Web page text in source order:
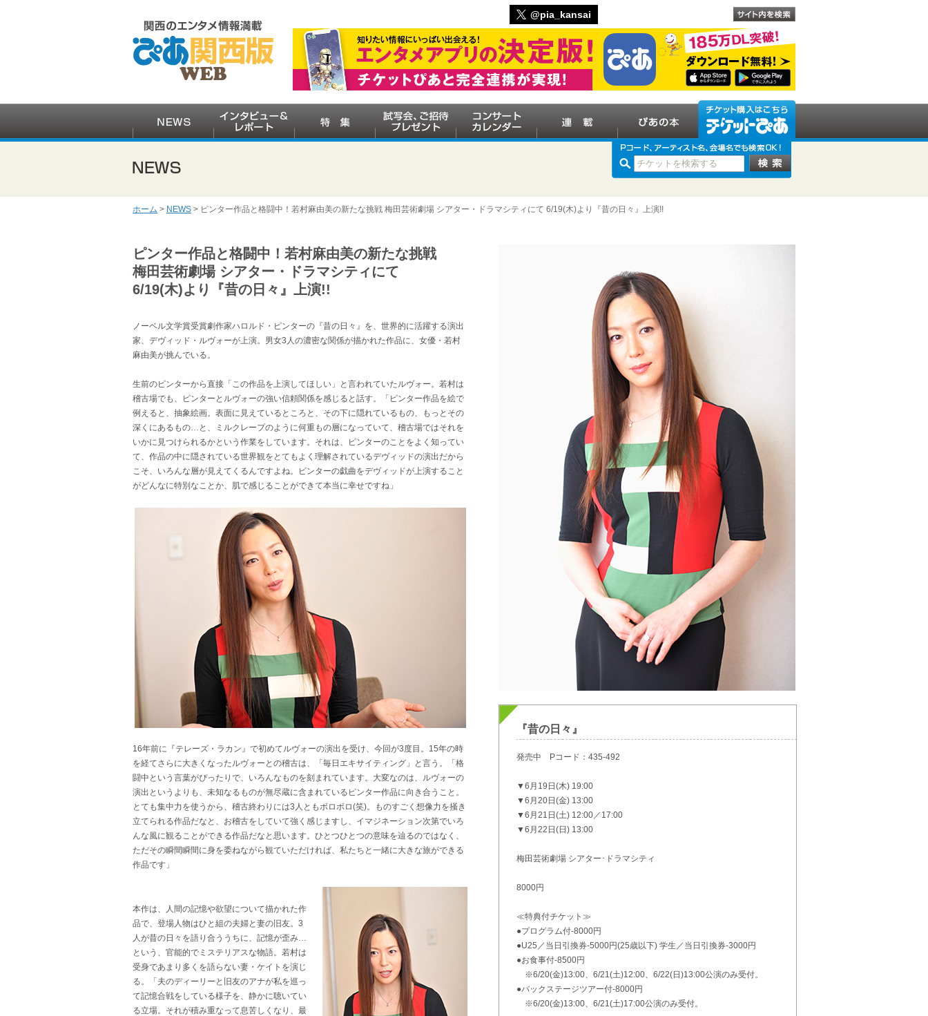
@pia_kansai
ホーム > NEWS > ピンター作品と格闘中！若村麻由美の新たな挑戦 梅田芸術劇場 シアター・ドラマシティにて 6/19(木)より『昔の日々』上演!!
ピンター作品と格闘中！若村麻由美の新たな挑戦
梅田芸術劇場 シアター・ドラマシティにて
6/19(木)より『昔の日々』上演!!
ノーベル文学賞受賞劇作家ハロルド・ピンターの『昔の日々』を、世界的に活躍する演出
家、デヴィッド・ルヴォーが上演。男女3人の濃密な関係が描かれた作品に、女優・若村
麻由美が挑んでいる。
生前のピンターから直接「この作品を上演してほしい」と言われていたルヴォー。若村は
稽古場でも、ピンターとルヴォーの強い信頼関係を感じると話す。「ピンター作品を絵で
例えると、抽象絵画。表面に見えているところと、その下に隠れているもの、もっとその
深くにあるもの…と、ミルクレープのように何重もの層になっていて、稽古場ではそれを
いかに見つけられるかという作業をしています。それは、ピンターのことをよく知ってい
て、作品の中に隠されている世界観をとてもよく理解されているデヴィッドの演出だから
こそ、いろんな層が見えてくるんですよね。ピンターの戯曲をデヴィッドが上演すること
がどんなに特別なことか、肌で感じることができて本当に幸せですね」
16年前に『テレーズ・ラカン』で初めてルヴォーの演出を受け、今回が3度目。15年の時
を経てさらに大きくなったルヴォーとの稽古は、「毎日エキサイティング」と言う。「格
闘中という言葉がぴったりで、いろんなものを刻まれています。大変なのは、ルヴォーの
演出というよりも、未知なるものが無尽蔵に含まれているピンター作品に向き合うこと。
とても集中力を使うから、稽古終わりには3人ともボロボロ(笑)。ものすごく想像力を掻き
立てられる作品だなと、お稽古をしていて強く感じますし、イマジネーション次第でいろ
んな風に観ることができる作品だなと思います。ひとつひとつの意味を辿るのではなく、
ただその瞬間瞬間に身を委ねながら観ていただければ、私たちと一緒に大きな旅ができる
作品です」
本作は、人間の記憶や欲望について描かれた作
品で、登場人物はひと組の夫婦と妻の旧友。3
人が昔の日々を語り合ううちに、記憶が歪み…
という、官能的でミステリアスな物語。若村は
受身であまり多くを語らない妻・ケイトを演じ
る。「夫のディーリーと旧友のアナが私を巡っ
て記憶合戦をしている様子を、静かに聴いてい
る立場。それが積み重なって息苦しくなり、最
『昔の日々』
発売中 Pコード：435-492
▼6月19日(木) 19:00
▼6月20日(金) 13:00
▼6月21日(土) 12:00／17:00
▼6月22日(日) 13:00
梅田芸術劇場 シアター･ドラマシティ
8000円
≪特典付チケット≫
●プログラム付-8000円
●U25／当日引換券-5000円(25歳以下) 学生／当日引換券-3000円
●お食事付-8500円
※6/20(金)13:00、6/21(土)12:00、6/22(日)13:00公演のみ受付。
●バックステージツアー付-8000円
※6/20(金)13:00、6/21(土)17:00公演のみ受付。